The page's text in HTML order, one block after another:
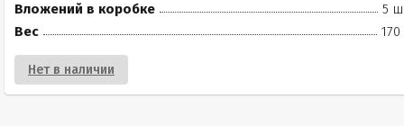
Вложений в коробке
5
Вес
170
Нет в наличии